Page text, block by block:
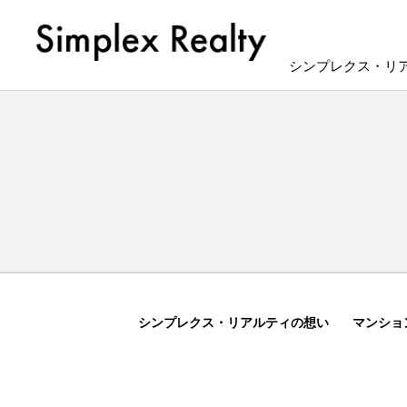
シンプレクス・リ
シンプレクス・リアルティの想い マンシ